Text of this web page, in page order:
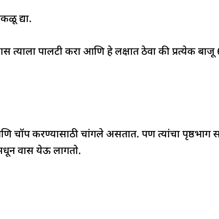
द्या.
पालटी करा आणि हे लक्षात ठेवा की प्रत्येक
चॉप करण्यासाठी चांगले असतात. पण त्यांचा पृष्ठभाग
वास येऊ लागतो.